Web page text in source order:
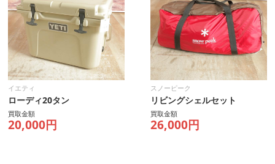
イエティ
ローディ20タン
買取金額
20,000円
スノーピーク
リビングシェルセット
買取金額
26,000円